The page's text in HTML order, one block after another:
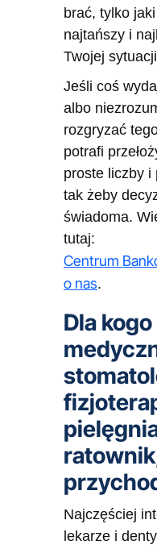
brać, tylko
najtańszy i
Twojej
Jeśli coś
albo
rozgryzać
potrafi
proste liczby i
tak żeby
świadoma.
tutaj:
Centrum
o nas.
Dla
Najczęściej
lekarze i